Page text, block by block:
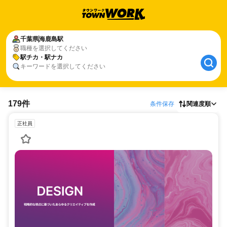
千葉県海鹿島駅
職種を選択してください
駅チカ・駅ナカ
キーワードを選択してください
179件 条件保存 関連度順
正社員